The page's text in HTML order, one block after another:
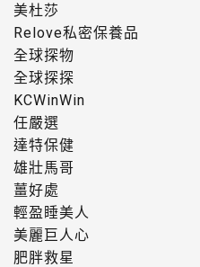
美杜莎
Relove私密保養品
全球探物
全球探探
KCWinWin
任嚴選
達特保健
雄壯馬哥
薑好處
輕盈睡美人
美麗巨人心
肥胖救星